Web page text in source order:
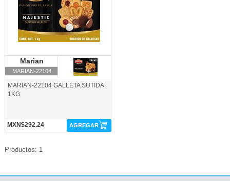
Marian
MARIAN-22104
Marian
MARIAN-22104 GALLETA SUTIDA
1KG
MXN$292.24 AGREGAR
Productos: 1